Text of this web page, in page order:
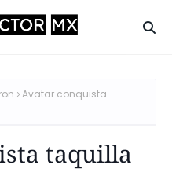
Avatar conquista
taquilla